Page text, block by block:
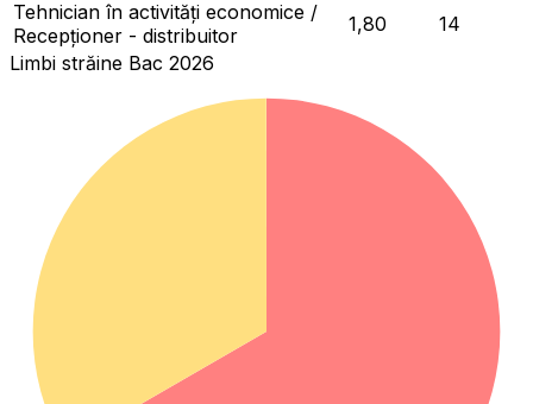
Tehnician în activități economice /
Recepționer - distribuitor
1,80
14
Limbi străine Bac 2026